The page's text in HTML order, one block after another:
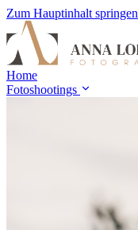
Zum Hauptinhalt springen
Home
Fotoshootings